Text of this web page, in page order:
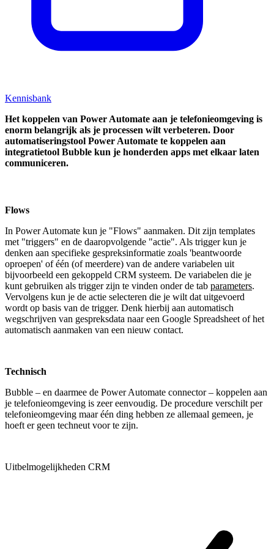
Kennisbank
Het koppelen van Power Automate aan je telefonieomgeving is
enorm belangrijk als je processen wilt verbeteren. Door
automatiseringstool Power Automate te koppelen aan
integratietool Bubble kun je honderden apps met elkaar laten
communiceren.
Flows
In Power Automate kun je "Flows" aanmaken. Dit zijn templates
met "triggers" en de daaropvolgende "actie". Als trigger kun je
denken aan specifieke gespreksinformatie zoals 'beantwoorde
oproepen' of één (of meerdere) van de andere variabelen uit
bijvoorbeeld een gekoppeld CRM systeem. De variabelen die je
kunt gebruiken als trigger zijn te vinden onder de tab parameters.
Vervolgens kun je de actie selecteren die je wilt dat uitgevoerd
wordt op basis van de trigger. Denk hierbij aan automatisch
wegschrijven van gespreksdata naar een Google Spreadsheet of het
automatisch aanmaken van een nieuw contact.
Technisch
Bubble – en daarmee de Power Automate connector – koppelen aan
je telefonieomgeving is zeer eenvoudig. De procedure verschilt per
telefonieomgeving maar één ding hebben ze allemaal gemeen, je
hoeft er geen techneut voor te zijn.
Uitbelmogelijkheden CRM